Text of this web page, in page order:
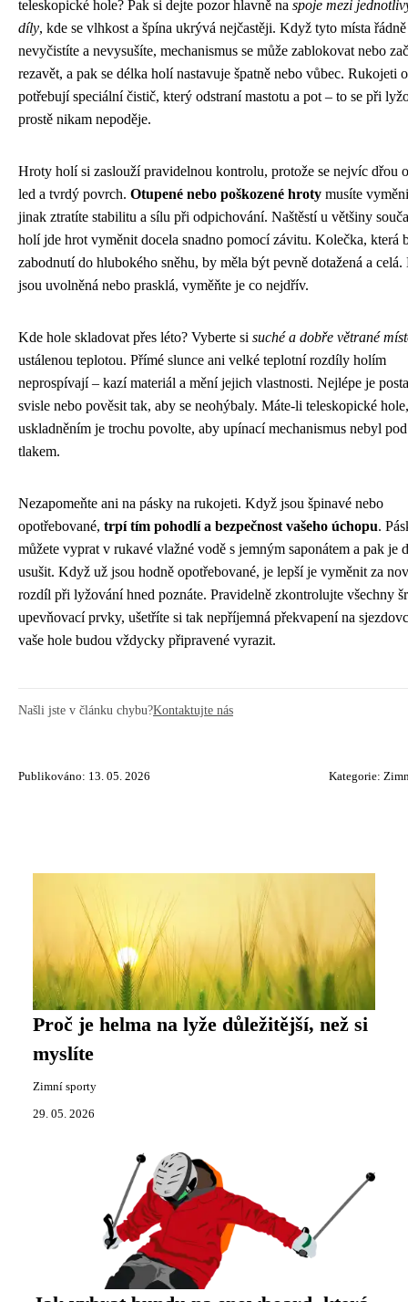
teleskopické hole? Pak si dejte pozor hlavně na spoje mezi
díly, kde se vlhkost a špína ukrývá nejčastěji. Když tyto místa řádně
nevyčistíte a nevysušíte, mechanismus se může zablokovat nebo
rezavět, a pak se délka holí nastavuje špatně nebo vůbec. Rukojeti
potřebují speciální čistič, který odstraní mastotu a pot – to se při
prostě nikam nepoděje.
Hroty holí si zaslouží pravidelnou kontrolu, protože se nejvíc dřou
led a tvrdý povrch. Otupené nebo poškozené hroty musíte
jinak ztratíte stabilitu a sílu při odpichování. Naštěstí u většiny
holí jde hrot vyměnit docela snadno pomocí závitu. Kolečka, která
zabodnutí do hlubokého sněhu, by měla být pevně dotažená a
jsou uvolněná nebo prasklá, vyměňte je co nejdřív.
Kde hole skladovat přes léto? Vyberte si suché a dobře větrané
ustálenou teplotou. Přímé slunce ani velké teplotní rozdíly holím
neprospívají – kazí materiál a mění jejich vlastnosti. Nejlépe je
svisle nebo pověsit tak, aby se neohýbaly. Máte-li teleskopické
uskladněním je trochu povolte, aby upínací mechanismus nebyl pod
tlakem.
Nezapomeňte ani na pásky na rukojeti. Když jsou špinavé nebo
opotřebované, trpí tím pohodlí a bezpečnost vašeho úchopu.
můžete vyprat v rukavé vlažné vodě s jemným saponátem a pak je
usušit. Když už jsou hodně opotřebované, je lepší je vyměnit za
rozdíl při lyžování hned poznáte. Pravidelně zkontrolujte všechny
upevňovací prvky, ušetříte si tak nepříjemná překvapení na
vaše hole budou vždycky připravené vyrazit.
Našli jste v článku chybu?Kontaktujte nás
Publikováno: 13. 05. 2026 Kategorie:
Proč je helma na lyže důležitější, než si
myslíte
Zimní sporty
29. 05. 2026